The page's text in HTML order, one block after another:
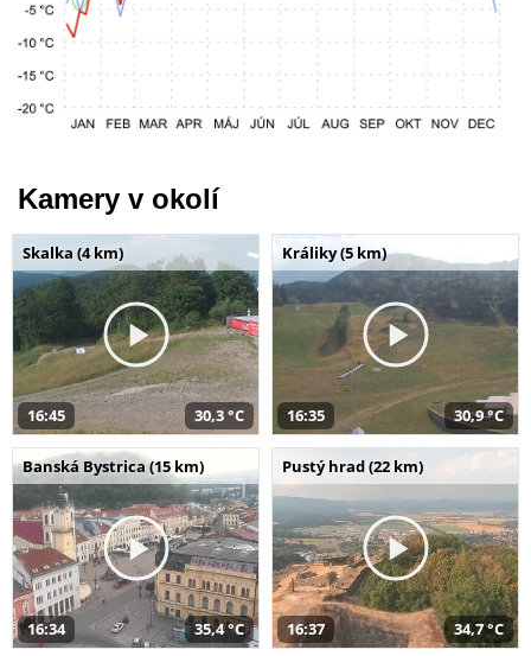
Kamery v okolí
Skalka (4 km)
16:45 30,3 °C
Králiky (5 km)
16:35 30,9 °C
Banská Bystrica (15 km)
16:34 35,4 °C
Pustý hrad (22 km)
16:37 34,7 °C